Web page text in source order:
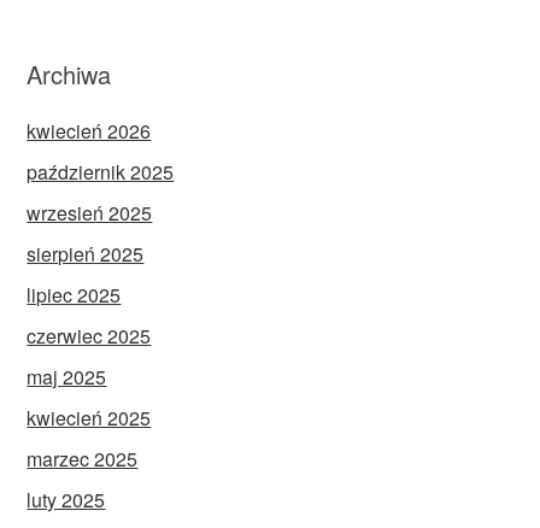
Archiwa
kwiecień 2026
październik 2025
wrzesień 2025
sierpień 2025
lipiec 2025
czerwiec 2025
maj 2025
kwiecień 2025
marzec 2025
luty 2025